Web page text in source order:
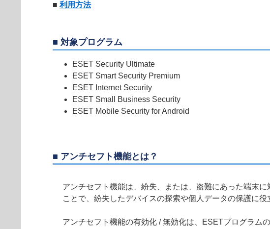
■ 利用方法
■ 対象プログラム
ESET Security Ultimate
ESET Smart Security Premium
ESET Internet Security
ESET Small Business Security
ESET Mobile Security for Android
■ アンチセフト機能とは？
アンチセフト機能は、紛失、または、盗難にあった端末
ことで、紛失したデバイスの探索や個人データの保護に役
アンチセフト機能の有効化 / 無効化は、ESETプログラム